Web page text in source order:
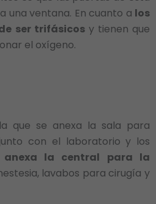
una ventana. En cuanto a los
ser trifásicosy tienen que
el oxígeno.
que se anexa la sala para
con el laboratorio y los
anexa la central para la
lavabos para cirugía y